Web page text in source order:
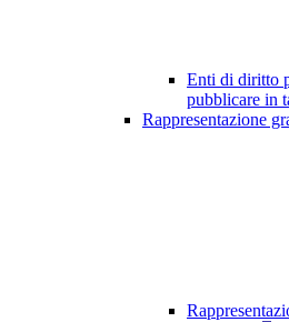
Enti di diritto
pubblicare in
Rappresentazione